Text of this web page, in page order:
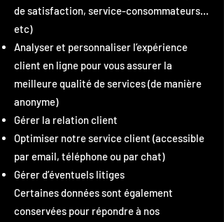
de satisfaction, service-consommateurs…
etc)
Analyser et personnaliser l’expérience
client en ligne pour vous assurer la
meilleure qualité de services (de manière
anonyme)
Gérer la relation client
Optimiser notre service client (accessible
par email, téléphone ou par chat)
Gérer d’éventuels litiges
Certaines données sont également
conservées pour répondre à nos